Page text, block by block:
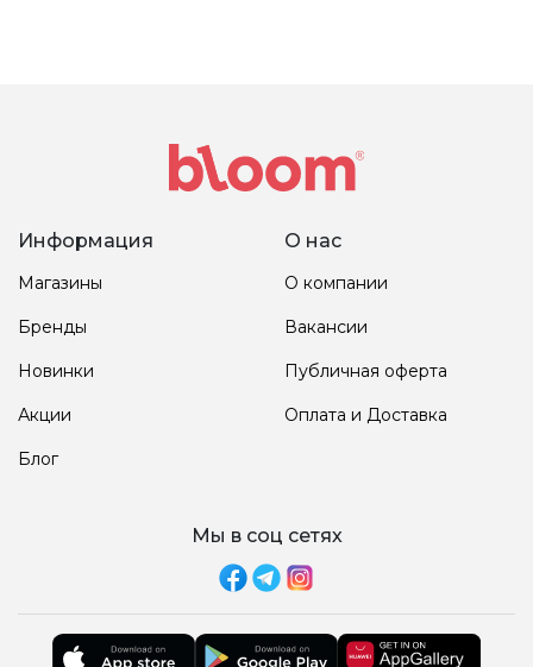
Информация
Магазины
Бренды
Новинки
Акции
Блог
О нас
О компании
Вакансии
Публичная оферта
Оплата и Доставка
Мы в соц сетях